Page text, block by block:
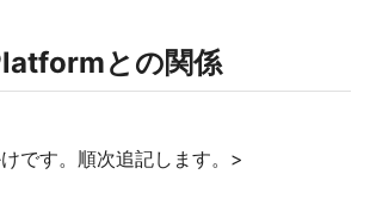
との関係
です。順次追記します。>